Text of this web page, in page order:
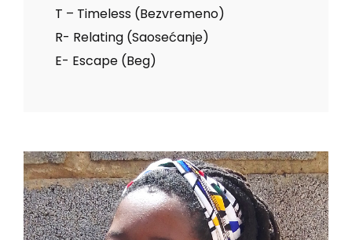
T – Timeless (Bezvremeno)
R- Relating (Saosećanje)
E- Escape (Beg)